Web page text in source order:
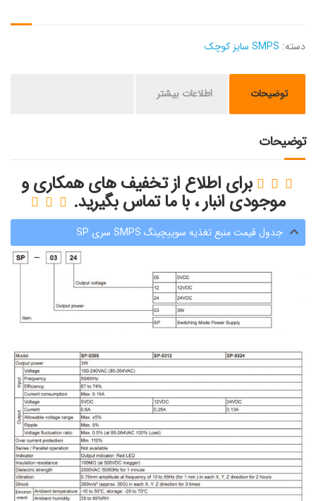
دسته: SMPS سایز کوچک
توضیحات اطلاعات بیشتر
توضیحات
برای اطلاع از تخفیف های همکاری و
موجودی انبار ، با ما تماس بگیرید.
جدول قیمت منبع تغذیه سوییچینگ SMPS سری SP